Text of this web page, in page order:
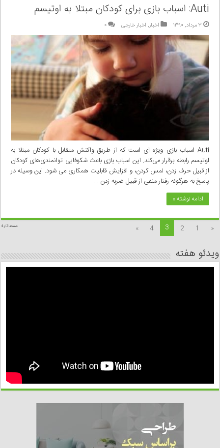
Auti: اسباب بازی برای کودکان مبتلا به اوتیسم
۳ مرداد, ۱۳۹۰ اخبار, اخبار خارجی ۰
Auti اسباب بازی‌ ویژه ای است که از طریق واکنش متقابل با کودکان مبتلا به
اوتیسم رابطه برقرار می‌کند. این اسباب بازی باعث شکوفایی توانمندی‌های کودکان
از قبیل حرف زدن، لمس کردن، و افزایش قابلیت همکاری می شود. این وسیله در
پاسخ به هرگونه رفتار منفی از قبیل ضربه زدن …
ادامه نوشته »
صفحه 3 از 4 «
1
2
3
4
»
ویدئو هفته